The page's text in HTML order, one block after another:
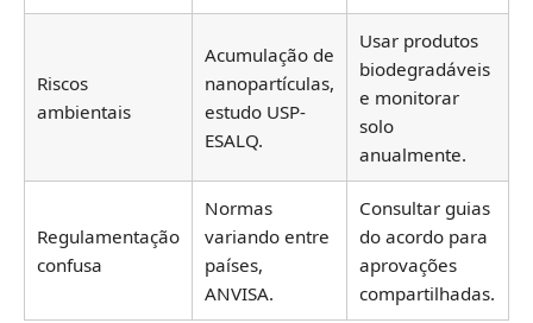
Riscos
ambientais
Acumulação de
nanopartículas,
estudo USP-
ESALQ.
Usar produtos
biodegradáveis
e monitorar
solo
anualmente.
Regulamentação
confusa
Normas
variando entre
países,
ANVISA.
Consultar guias
do acordo para
aprovações
compartilhadas.